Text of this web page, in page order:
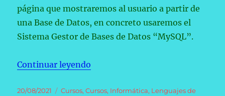
página que mostraremos al usuario a partir de
una Base de Datos, en concreto usaremos el
Sistema Gestor de Bases de Datos “MySQL”.
Continuar leyendo
Publicado
20/08/2021 Categorías
Cursos,Cursos, Informática, Lenguajes de